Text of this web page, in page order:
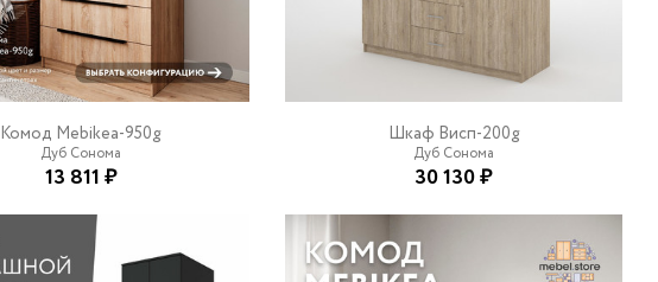
Комод Mebikea-950g
Дуб Сонома
13 811 ₽
Шкаф Висп-200g
Дуб Сонома
30 130 ₽